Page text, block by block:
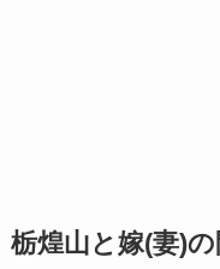
栃煌山と嫁(妻)